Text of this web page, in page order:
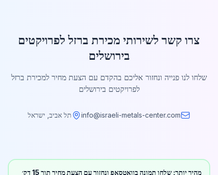
צרו קשר לשירותי מכירת ברזל לפרויקטים
בירושלים
שלחו לנו פנייה ונחזור אליכם בהקדם עם הצעת מחיר למכירת ברזל
לפרויקטים בירושלים
info@israeli-metals-center.com תל אביב, ישראל
מהיר יותר: שלחו תמונה בוואטסאפ ונחזור עם הצעת מחיר תוך 15 דק׳